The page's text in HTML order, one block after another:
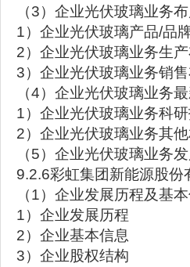
（3）企业光伏玻璃业务
1）企业光伏玻璃产品/品
2）企业光伏玻璃业务生
3）企业光伏玻璃业务销
（4）企业光伏玻璃业务
1）企业光伏玻璃业务科
2）企业光伏玻璃业务其
（5）企业光伏玻璃业务
9.2.6彩虹集团新能源股份
（1）企业发展历程及基
1）企业发展历程
2）企业基本信息
3）企业股权结构